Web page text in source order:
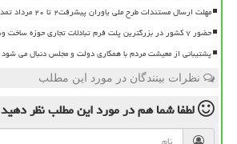
مهلت ارسال مستندات طرح ملی یاوران پیشرفت۲ تا ۲۰ مرداد تمدید گردید
حضور ۷ کشور در بزرگترین پلت فرم تبادلات تجاری حوزه ساخت وساز
پشتیبانی از معیشت مردم با همکاری دولت و مجلس دنبال می شود
نظرات بینندگان در مورد این مطلب
لطفا شما همدر مورد این مطلبنظر دهید